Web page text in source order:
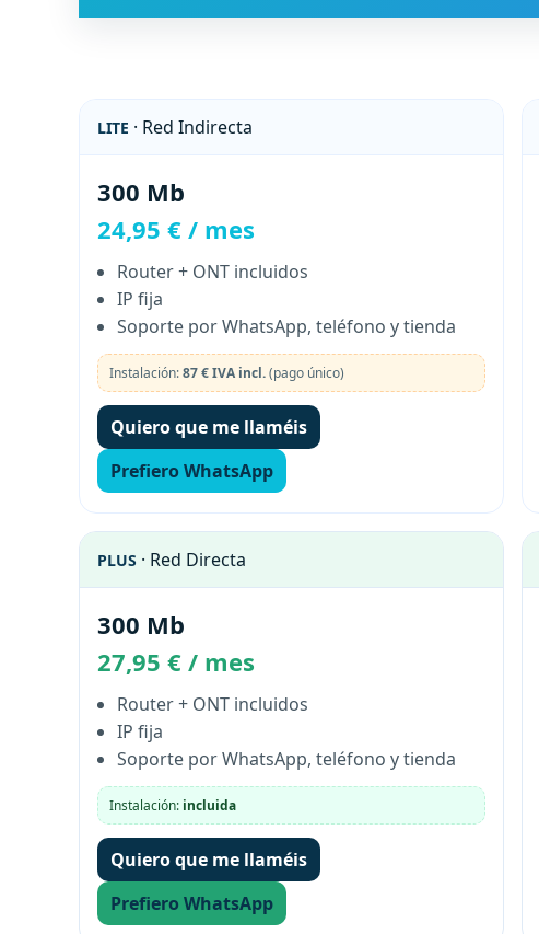
LITE · Red Indirecta
300 Mb
24,95 € / mes
Router + ONT incluidos
IP fija
Soporte por WhatsApp, teléfono y tienda
Instalación:87 € IVA incl.(pago único)
Quiero que me llaméis
Prefiero WhatsApp
PLUS · Red Directa
300 Mb
27,95 € / mes
Router + ONT incluidos
IP fija
Soporte por WhatsApp, teléfono y tienda
Instalación: incluida
Quiero que me llaméis
Prefiero WhatsApp